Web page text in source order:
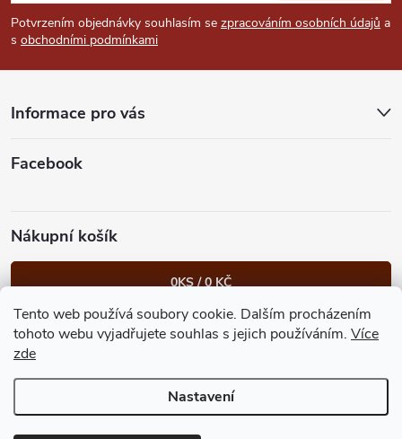
Tento web používá soubory cookie. Dalším procházením
tohoto webu vyjadřujete souhlas s jejich používáním. Více
zde
Nastavení
p
a
Potvrzením objednávky souhlasím se zpracováním osobních údajů a
s obchodními podmínkami
Informace pro vás
Facebook
Nákupní košík
0KS /0 KČ
Heureka.cz Facebook Instagram Bonvolo - přidej se taky
GastroKlub.cz. Všechna práva vyhrazena.
nastavení cookies